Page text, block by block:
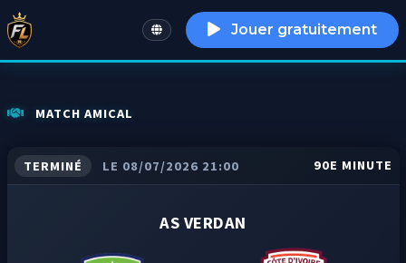
English Jouer gratuitement
MATCH AMICAL
TERMINÉ LE 08/07/2026 21:00 90E MINUTE
AS VERDAN